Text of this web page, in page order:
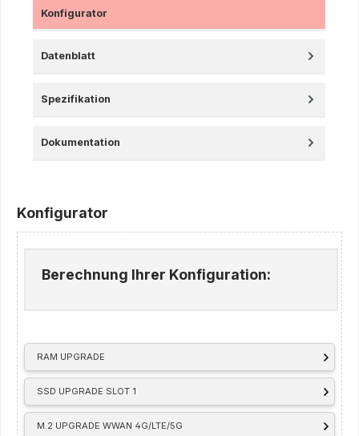
Konfigurator
Datenblatt
Spezifikation
Dokumentation
Konfigurator
RAM UPGRADE
SSD UPGRADE SLOT 1
M.2 UPGRADE WWAN 4G/LTE/5G
Berechnung Ihrer Konfiguration: